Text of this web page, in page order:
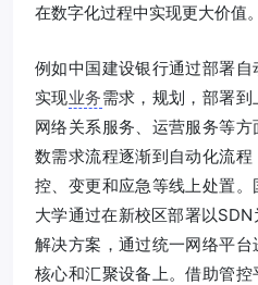
在数字化过程中实现更大价值。
例如中国建设银行通过部署自
实现业务需求，规划，部署
网络关系服务、运营服务等
数需求流程逐渐到自动化流
控、变更和应急等线上处置
大学通过在新校区部署以
解决方案，通过统一网络平
核心和汇聚设备上。借助管